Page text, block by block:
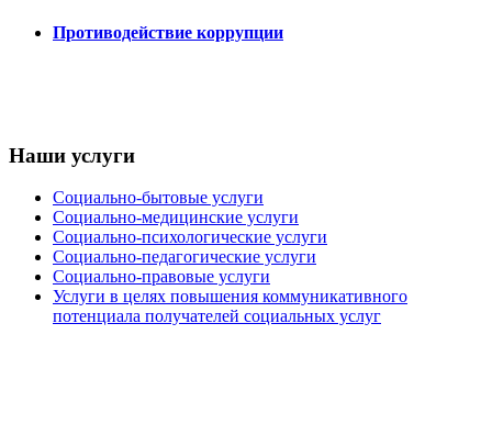
Противодействие коррупции
Наши услуги
Социально-бытовые услуги
Социально-медицинские услуги
Социально-психологические услуги
Социально-педагогические услуги
Социально-правовые услуги
Услуги в целях повышения коммуникативного
потенциала получателей социальных услуг